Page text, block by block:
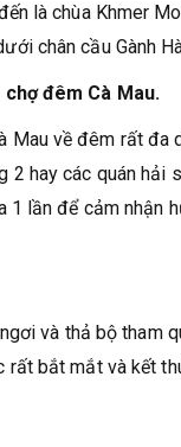
là chùa Khmer
chân cầu Gành
đêm Cà Mau.
Mau về đêm rất đa
2 hay các quán hải
1 lần để cảm nhận
và thả bộ tham
bắt mắt và kết